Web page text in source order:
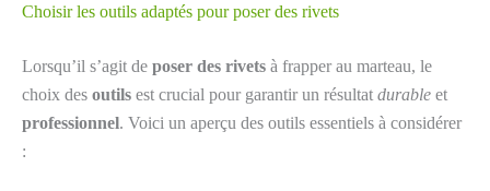
Choisir les outils adaptés pour poser des rivets
Lorsqu’il s’agit de poser des rivets à frapper au marteau, le
choix des outils est crucial pour garantir un résultat durable et
professionnel. Voici un aperçu des outils essentiels à considérer
: